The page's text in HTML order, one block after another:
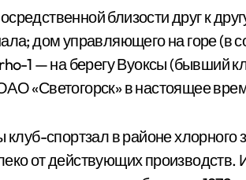
близости друг к
дом управляющего на горе (в
1 — на берегу Вуоксы (бывший
«Светогорск» в настоящее
клуб-спортзал в районе
от действующих производств.